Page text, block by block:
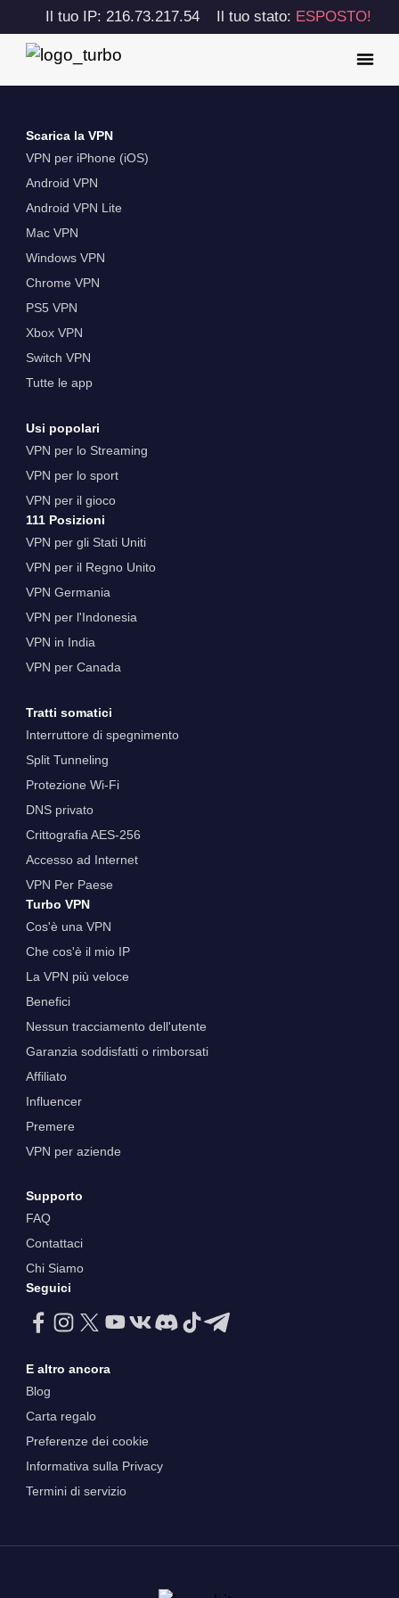
Il tuo IP: 216.73.217.54 Il tuo stato: ESPOSTO!
Scarica la VPN
VPN per iPhone (iOS)
Android VPN
Android VPN Lite
Mac VPN
Windows VPN
Chrome VPN
PS5 VPN
Xbox VPN
Switch VPN
Tutte le app
Usi popolari
VPN per lo Streaming
VPN per lo sport
VPN per il gioco
111 Posizioni
VPN per gli Stati Uniti
VPN per il Regno Unito
VPN Germania
VPN per l'Indonesia
VPN in India
VPN per Canada
Tratti somatici
Interruttore di spegnimento
Split Tunneling
Protezione Wi-Fi
DNS privato
Crittografia AES-256
Accesso ad Internet
VPN Per Paese
Turbo VPN
Cos'è una VPN
Che cos'è il mio IP
La VPN più veloce
Benefici
Nessun tracciamento dell'utente
Garanzia soddisfatti o rimborsati
Affiliato
Influencer
Premere
VPN per aziende
Supporto
FAQ
Contattaci
Chi Siamo
Seguici
E altro ancora
Blog
Carta regalo
Preferenze dei cookie
Informativa sulla Privacy
Termini di servizio